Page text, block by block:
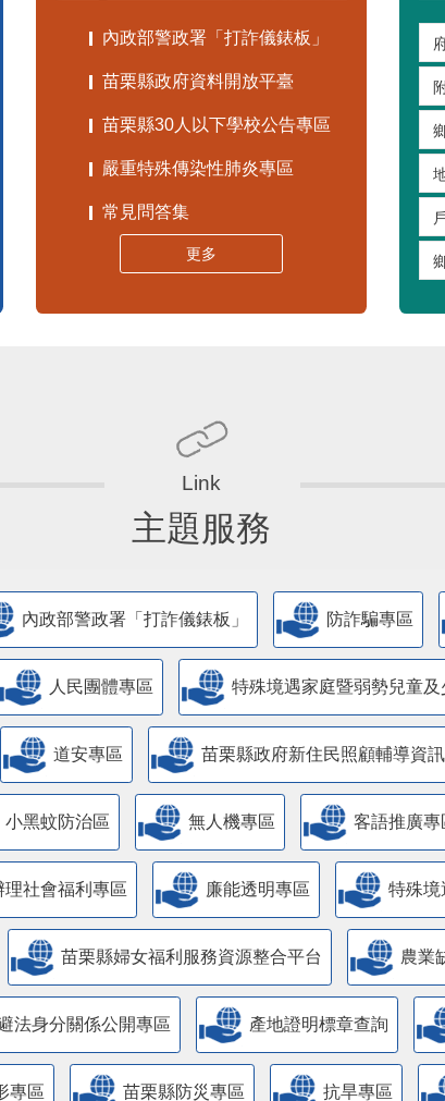
內政部警政署「打詐儀錶板」
苗栗縣政府資料開放平臺
苗栗縣30人以下學校公告專區
嚴重特殊傳染性肺炎專區
常見問答集
更多
主題服務
內政部警政署「打詐儀錶板」 防詐騙專區
人民團體專區 特殊境遇家庭暨弱勢兒童
道安專區 苗栗縣政府新住民照顧輔導資
小黑蚊防治區 無人機專區 客語推廣專
社會福利專區 廉能透明專區 特殊境
苗栗縣婦女福利服務資源整合平台 農業
法身分關係公開專區 產地證明標章查詢
專區 苗栗縣防災專區 抗旱專區